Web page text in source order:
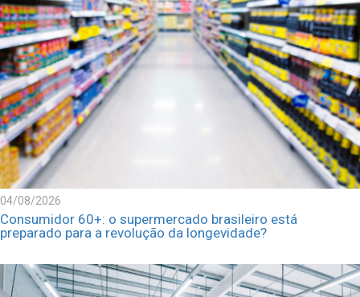
04/08/2026
Consumidor 60+: o supermercado brasileiro está
preparado para a revolução da longevidade?